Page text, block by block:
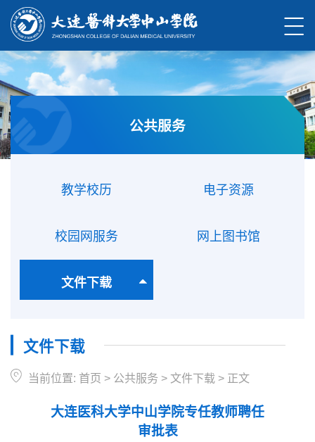
公共服务
教学校历 电子资源
校园网服务 网上图书馆
文件下载
文件下载
当前位置: 首页 > 公共服务 > 文件下载 > 正文
大连医科大学中山学院专任教师聘任
审批表